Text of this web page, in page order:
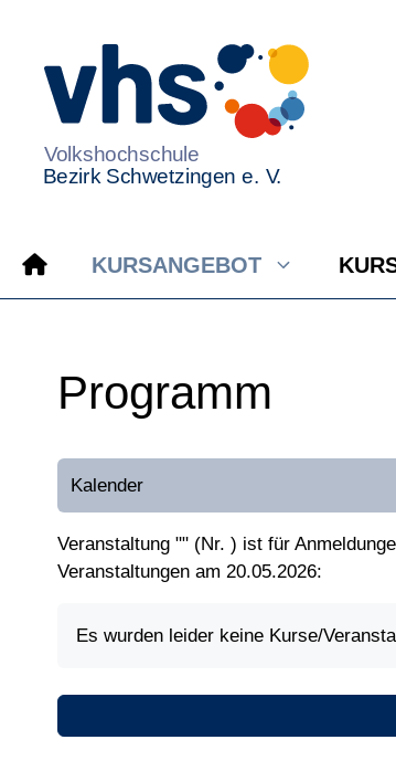
springen
KURSANGEBOT
Programm
Kalender
Veranstaltung "" (Nr. ) ist für
Veranstaltungen am 20.05.2026:
Es wurden leider keine Kurse/